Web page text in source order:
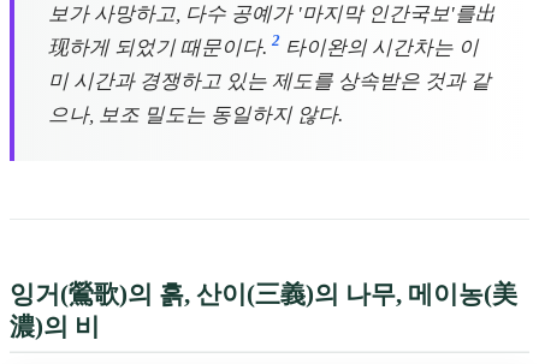
보가 사망하고, 다수 공예가 '마지막 인간국보'를出
现하게 되었기 때문이다. 2 타이완의 시간차는 이
미 시간과 경쟁하고 있는 제도를 상속받은 것과 같
으나, 보조 밀도는 동일하지 않다.
잉거(鶯歌)의 흙, 산이(三義)의 나무, 메이농(美
濃)의 비